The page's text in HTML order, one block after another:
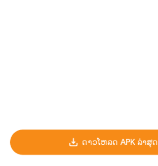
ດາວໂຫລດ APK ລ່າສຸດ